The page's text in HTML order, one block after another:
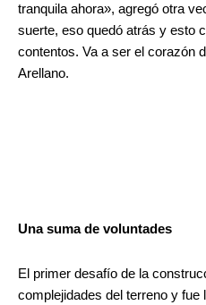
tranquila ahora», agregó otra
suerte, eso quedó atrás y esto
contentos. Va a ser el corazón
Arellano.
Una suma de voluntades
El primer desafío de la
complejidades del terreno y fue